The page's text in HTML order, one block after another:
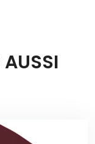
AUSSI